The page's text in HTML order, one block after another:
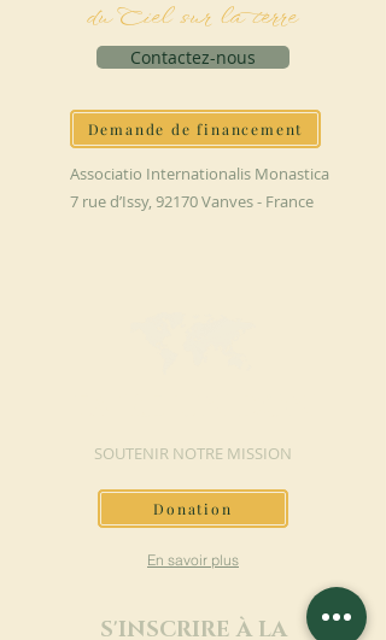
du Ciel sur la terre
Contactez-nous
Demande de financement
Associatio Internationalis Monastica
7 rue d’Issy, 92170 Vanves - France
SOUTENIR NOTRE MISSION
Donation
En savoir plus
S'INSCRIRE À LA